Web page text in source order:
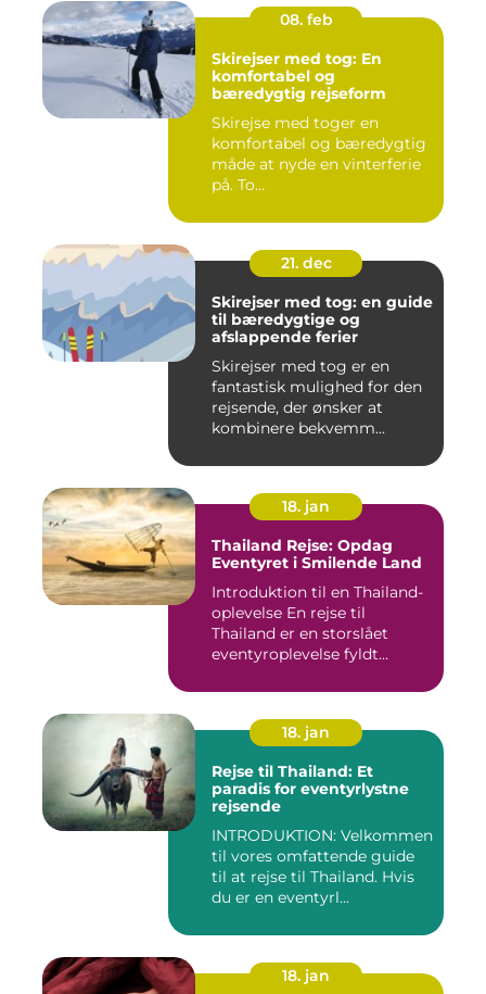
08. feb
Skirejser med tog: En
komfortabel og
bæredygtig rejseform
Skirejse med toger en
komfortabel og bæredygtig
måde at nyde en vinterferie
på. To...
21. dec
Skirejser med tog: en guide
til bæredygtige og
afslappende ferier
Skirejser med tog er en
fantastisk mulighed for den
rejsende, der ønsker at
kombinere bekvemm...
18. jan
Thailand Rejse: Opdag
Eventyret i Smilende Land
Introduktion til en Thailand-
oplevelse En rejse til
Thailand er en storslået
eventyroplevelse fyldt...
18. jan
Rejse til Thailand: Et
paradis for eventyrlystne
rejsende
INTRODUKTION: Velkommen
til vores omfattende guide
til at rejse til Thailand. Hvis
du er en eventyrl...
18. jan